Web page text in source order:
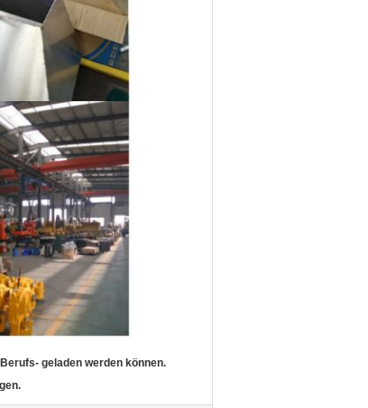
geladen werden können.